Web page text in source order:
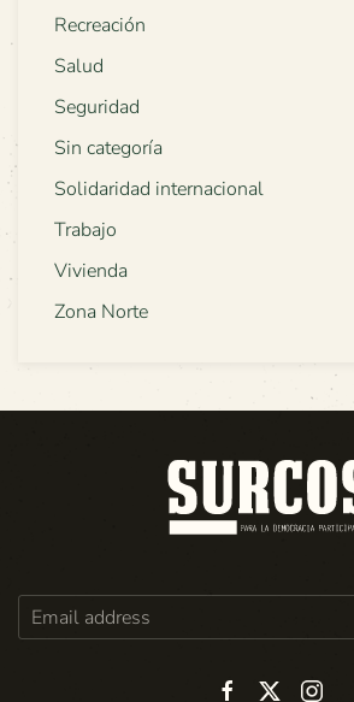
Recreación
Salud
Seguridad
Sin categoría
Solidaridad internacional
Trabajo
Vivienda
Zona Norte